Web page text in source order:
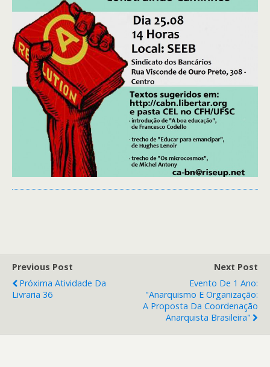
Previous Post
Próxima Atividade Da
Livraria 36
Next Post
Evento De 1 Ano:
"Anarquismo E Organização:
A Proposta Da Coordenação
Anarquista Brasileira"